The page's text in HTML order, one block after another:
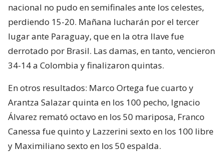
nacional no pudo en semifinales ante los celestes,
perdiendo 15-20. Mañana lucharán por el tercer
lugar ante Paraguay, que en la otra llave fue
derrotado por Brasil. Las damas, en tanto, vencieron
34-14 a Colombia y finalizaron quintas.
En otros resultados: Marco Ortega fue cuarto y
Arantza Salazar quinta en los 100 pecho, Ignacio
Álvarez remató octavo en los 50 mariposa, Franco
Canessa fue quinto y Lazzerini sexto en los 100 libre
y Maximiliano sexto en los 50 espalda.